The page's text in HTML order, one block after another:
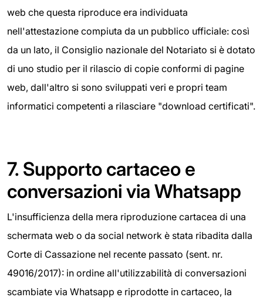
web che questa riproduce era individuata
nell'attestazione compiuta da un pubblico ufficiale: così
da un lato, il Consiglio nazionale del Notariato si è dotato
di uno studio per il rilascio di copie conformi di pagine
web, dall'altro si sono sviluppati veri e propri team
informatici competenti a rilasciare "download certificati".
7. Supporto cartaceo e
conversazioni via Whatsapp
L'insufficienza della mera riproduzione cartacea di una
schermata web o da social network è stata ribadita dalla
Corte di Cassazione nel recente passato (sent. nr.
49016/2017): in ordine all'utilizzabilità di conversazioni
scambiate via Whatsapp e riprodotte in cartaceo, la